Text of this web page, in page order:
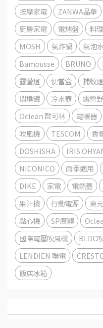
按摩家電
ZANWA晶華
廚房家電
電烤盤 料
MOSH
氣炸鍋 氣泡
Bamousse
BRUNO
露營燈
便當盒 捕蚊燈
悶燒罐
冷水壺 露營
Oclean 歐可林
電暖器
吹風機
TESCOM 香
DOSHISHA
IRIS
NICONICO
雨季適用
DIKE
家電 電熱壺
果汁機
行動電源 東元
點心機
SP廣穎
國際電壓吹風機
BLDC
LENDIEN 聯電
飯店冰箱